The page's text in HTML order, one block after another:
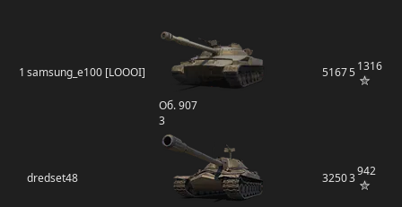
1 samsung_e100 [LOOOI]
Об. 907
3
516751316
dredset48 32503942